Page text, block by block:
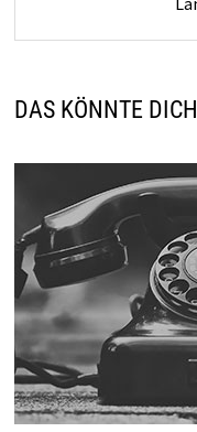
DAS KÖNNTE